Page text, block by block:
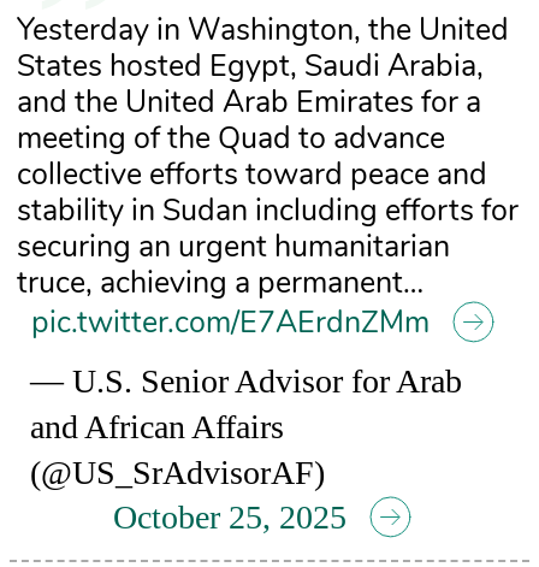
Yesterday in Washington, the United
States hosted Egypt, Saudi Arabia,
and the United Arab Emirates for a
meeting of the Quad to advance
collective efforts toward peace and
stability in Sudan including efforts for
securing an urgent humanitarian
truce, achieving a permanent…
pic.twitter.com/E7AErdnZMm
— U.S. Senior Advisor for Arab
and African Affairs
(@US_SrAdvisorAF)
October 25, 2025